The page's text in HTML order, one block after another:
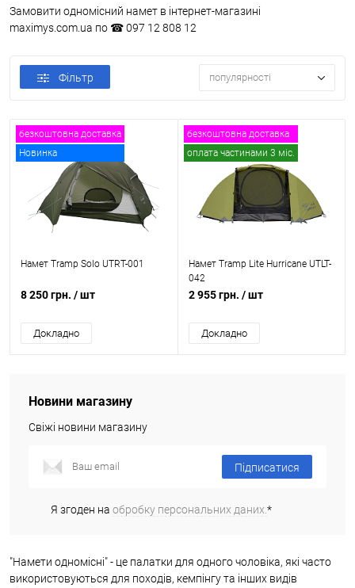
Замовити одномісний намет в інтернет-магазині
maximys.com.ua по ☎ 097 12 808 12
Фільтр популярності
безкоштовна доставка
Новинка
Намет Tramp Solo UTRT-001
8 250 грн. / шт
Докладно
безкоштовна доставка
оплата частинами 3 міс.
Намет Tramp Lite Hurricane UTLT-
042
2 955 грн. / шт
Докладно
Новини магазину
Свіжі новини магазину
Підписатися
Я згоден на обробку персональних даних.*
"Намети одномісні" - це палатки для одного чоловіка, які часто
використовуються для походів, кемпінгу та інших видів